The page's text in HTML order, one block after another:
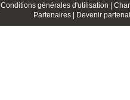
Conditions générales d'utilisation |
Partenaires | Devenir